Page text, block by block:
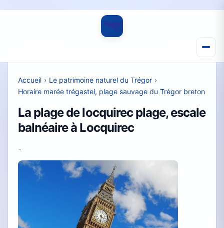
Accueil › Le patrimoine naturel du Trégor ›
Horaire marée trégastel, plage sauvage du Trégor breton
La plage de locquirec plage, escale
balnéaire à Locquirec
-